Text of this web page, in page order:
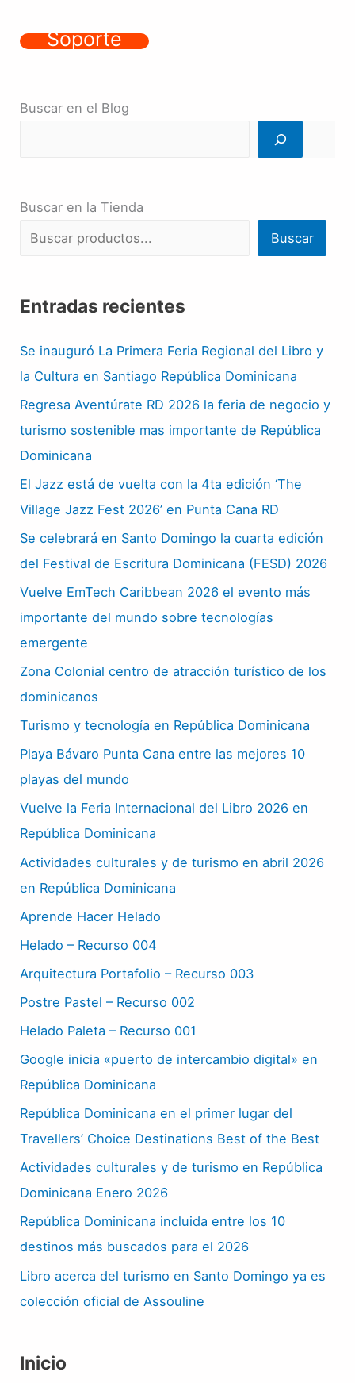
Soporte
Buscar en el Blog
Buscar en la Tienda
Buscar
Entradas recientes
Se inauguró La Primera Feria Regional del Libro y
la Cultura en Santiago República Dominicana
Regresa Aventúrate RD 2026 la feria de negocio y
turismo sostenible mas importante de República
Dominicana
El Jazz está de vuelta con la 4ta edición ‘The
Village Jazz Fest 2026’ en Punta Cana RD
Se celebrará en Santo Domingo la cuarta edición
del Festival de Escritura Dominicana (FESD) 2026
Vuelve EmTech Caribbean 2026 el evento más
importante del mundo sobre tecnologías
emergente
Zona Colonial centro de atracción turístico de los
dominicanos
Turismo y tecnología en República Dominicana
Playa Bávaro Punta Cana entre las mejores 10
playas del mundo
Vuelve la Feria Internacional del Libro 2026 en
República Dominicana
Actividades culturales y de turismo en abril 2026
en República Dominicana
Aprende Hacer Helado
Helado – Recurso 004
Arquitectura Portafolio – Recurso 003
Postre Pastel – Recurso 002
Helado Paleta – Recurso 001
Google inicia «puerto de intercambio digital» en
República Dominicana
República Dominicana en el primer lugar del
Travellers’ Choice Destinations Best of the Best
Actividades culturales y de turismo en República
Dominicana Enero 2026
República Dominicana incluida entre los 10
destinos más buscados para el 2026
Libro acerca del turismo en Santo Domingo ya es
colección oficial de Assouline
Inicio